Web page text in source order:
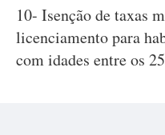
10- Isenção de taxas
licenciamento para
com idades entre os